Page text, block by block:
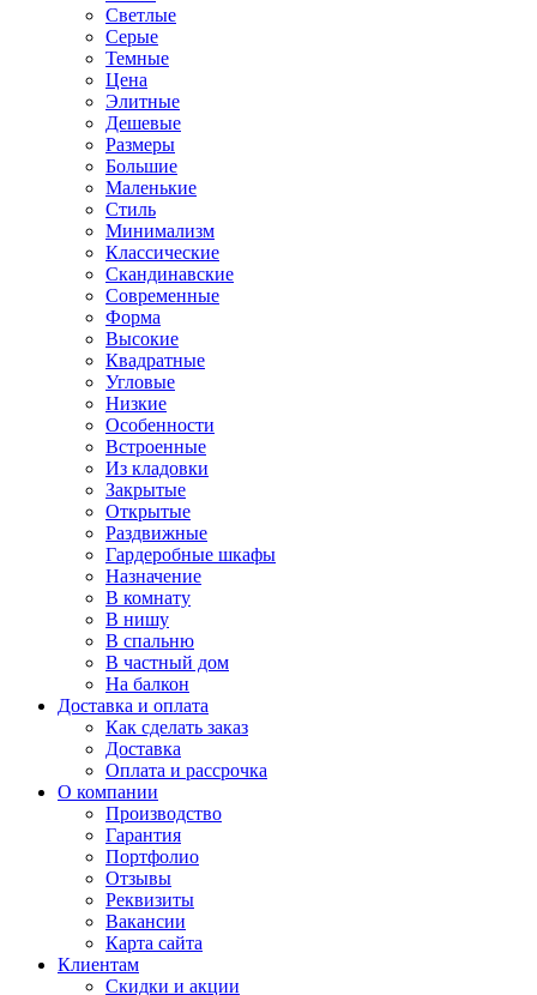
Светлые
Серые
Темные
Цена
Элитные
Дешевые
Размеры
Большие
Маленькие
Стиль
Минимализм
Классические
Скандинавские
Современные
Форма
Высокие
Квадратные
Угловые
Низкие
Особенности
Встроенные
Из кладовки
Закрытые
Открытые
Раздвижные
Гардеробные шкафы
Назначение
В комнату
В нишу
В спальню
В частный дом
На балкон
Доставка и оплата
Как сделать заказ
Доставка
Оплата и рассрочка
О компании
Производство
Гарантия
Портфолио
Отзывы
Реквизиты
Вакансии
Карта сайта
Клиентам
Скидки и акции